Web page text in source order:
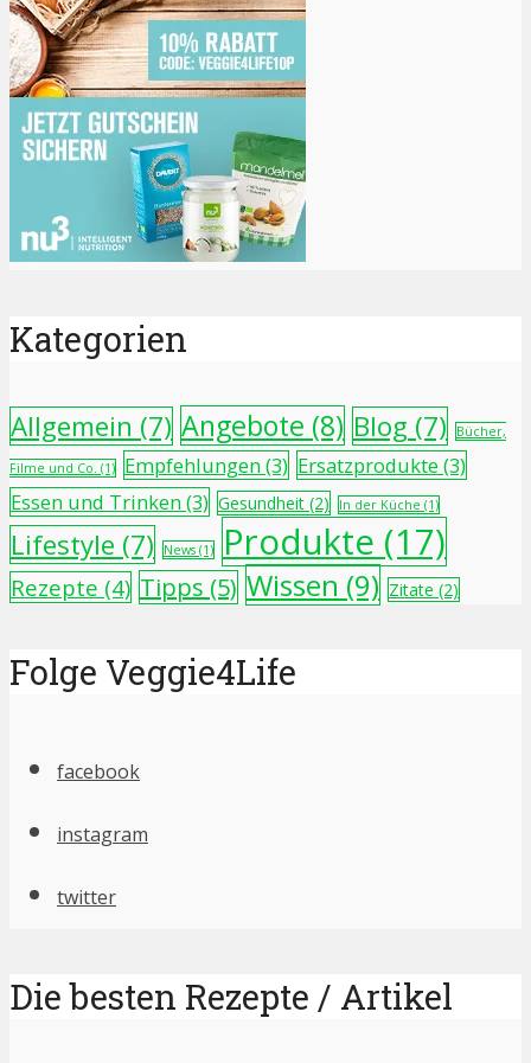
Kategorien
Allgemein (7) Angebote (8) Blog (7) Bücher,
Filme und Co. (1) Empfehlungen(3) Ersatzprodukte (3)
Essen und Trinken(3) Gesundheit (2) In der Küche (1)
Lifestyle (7) News (1) Produkte (17)
Rezepte (4) Tipps (5) Wissen (9) Zitate (2)
Folge Veggie4Life
facebook
instagram
twitter
Die besten Rezepte / Artikel